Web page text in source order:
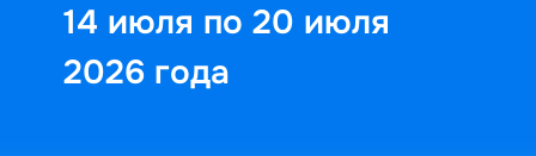
14 июля по 20 июля
2026 года